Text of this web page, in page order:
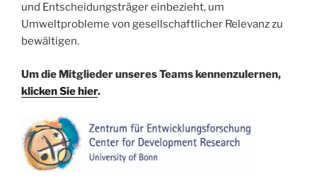
und Entscheidungsträger einbezieht, um
Umweltprobleme von gesellschaftlicher Relevanz zu
bewältigen.
Um die Mitglieder unseres Teams kennenzulernen,
klicken Sie hier.